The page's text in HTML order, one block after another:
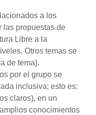
a los
las propuestas de
Libre a la
Otros temas se
de tema).
por el grupo se
inclusiva; esto es:
claros), en un
conocimientos